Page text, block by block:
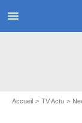
menu
Accueil TV Actu